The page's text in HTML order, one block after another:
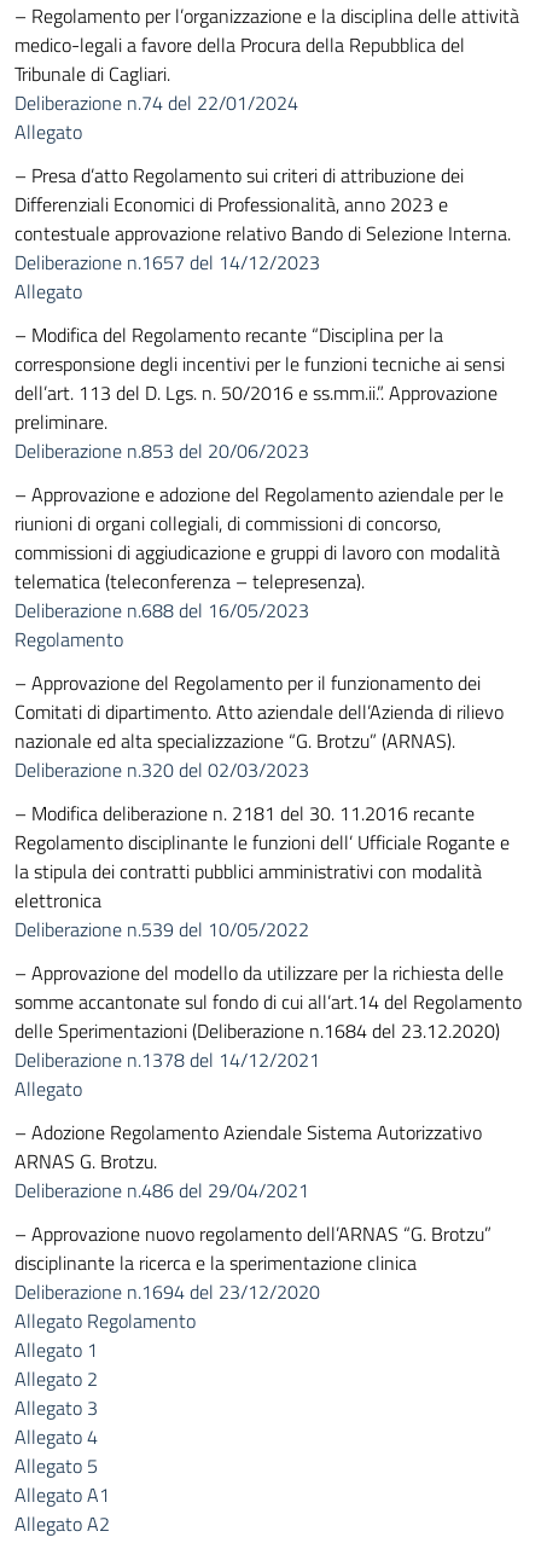
– Regolamento per l’organizzazione e la disciplina delle attività
medico-legali a favore della Procura della Repubblica del
Tribunale di Cagliari.
Deliberazione n.74 del 22/01/2024
Allegato
– Presa d’atto Regolamento sui criteri di attribuzione dei
Differenziali Economici di Professionalità, anno 2023 e
contestuale approvazione relativo Bando di Selezione Interna.
Deliberazione n.1657 del 14/12/2023
Allegato
– Modifica del Regolamento recante “Disciplina per la
corresponsione degli incentivi per le funzioni tecniche ai sensi
dell’art. 113 del D. Lgs. n. 50/2016 e ss.mm.ii.”. Approvazione
preliminare.
Deliberazione n.853 del 20/06/2023
– Approvazione e adozione del Regolamento aziendale per le
riunioni di organi collegiali, di commissioni di concorso,
commissioni di aggiudicazione e gruppi di lavoro con modalità
telematica (teleconferenza – telepresenza).
Deliberazione n.688 del 16/05/2023
Regolamento
– Approvazione del Regolamento per il funzionamento dei
Comitati di dipartimento. Atto aziendale dell’Azienda di rilievo
nazionale ed alta specializzazione “G. Brotzu” (ARNAS).
Deliberazione n.320 del 02/03/2023
– Modifica deliberazione n. 2181 del 30. 11.2016 recante
Regolamento disciplinante le funzioni dell’ Ufficiale Rogante e
la stipula dei contratti pubblici amministrativi con modalità
elettronica
Deliberazione n.539 del 10/05/2022
– Approvazione del modello da utilizzare per la richiesta delle
somme accantonate sul fondo di cui all’art.14 del Regolamento
delle Sperimentazioni (Deliberazione n.1684 del 23.12.2020)
Deliberazione n.1378 del 14/12/2021
Allegato
– Adozione Regolamento Aziendale Sistema Autorizzativo
ARNAS G. Brotzu.
Deliberazione n.486 del 29/04/2021
– Approvazione nuovo regolamento dell’ARNAS “G. Brotzu”
disciplinante la ricerca e la sperimentazione clinica
Deliberazione n.1694 del 23/12/2020
Allegato Regolamento
Allegato 1
Allegato 2
Allegato 3
Allegato 4
Allegato 5
Allegato A1
Allegato A2